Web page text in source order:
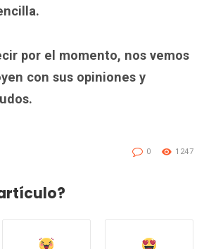
por el momento, nos vemos
con sus opiniones y
0 1247